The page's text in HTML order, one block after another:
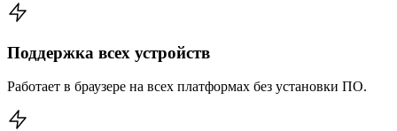
Поддержка всех устройств
Работает в браузере на всех платформах без установки ПО.